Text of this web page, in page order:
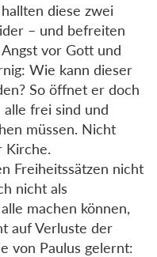
diese zwei
– und befreiten
vor Gott und
Wie kann dieser
So öffnet er doch
alle frei sind und
müssen. Nicht
Kirche.
Freiheitssätzen nicht
nicht als
machen können,
auf Verluste der
von Paulus gelernt: